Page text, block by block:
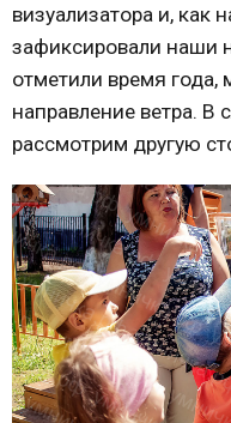
визуализатора и, как
зафиксировали наши
отметили время года,
направление ветра.
рассмотрим другую